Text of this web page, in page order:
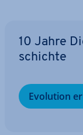
10 Jahre
schich­te
Evolution